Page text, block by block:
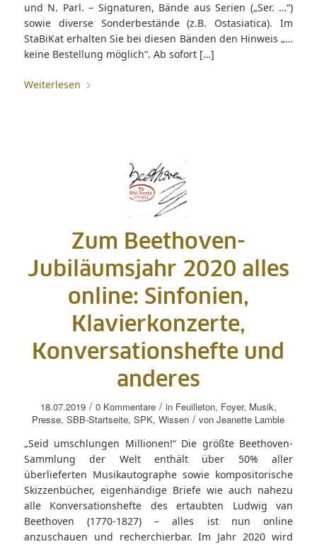
und N. Parl. – Signaturen, Bände aus Serien („Ser. …“)
sowie diverse Sonderbestände (z.B. Ostasiatica). Im
StaBiKat erhalten Sie bei diesen Bänden den Hinweis „…
keine Bestellung möglich“. Ab sofort […]
Weiterlesen
Zum Beethoven-
Jubiläumsjahr 2020 alles
online: Sinfonien,
Klavierkonzerte,
Konversationshefte und
anderes
18.07.2019 / 0 Kommentare / in Feuilleton, Foyer, Musik,
Presse,SBB-Startseite,SPK,Wissen / vonJeanette Lamble
„Seid umschlungen Millionen!“ Die größte Beethoven-
Sammlung der Welt enthält über 50% aller
überlieferten Musikautographe sowie kompositorische
Skizzenbücher, eigenhändige Briefe wie auch nahezu
alle Konversationshefte des ertaubten Ludwig van
Beethoven (1770-1827) – alles ist nun online
anzuschauen und recherchierbar. Im Jahr 2020 wird